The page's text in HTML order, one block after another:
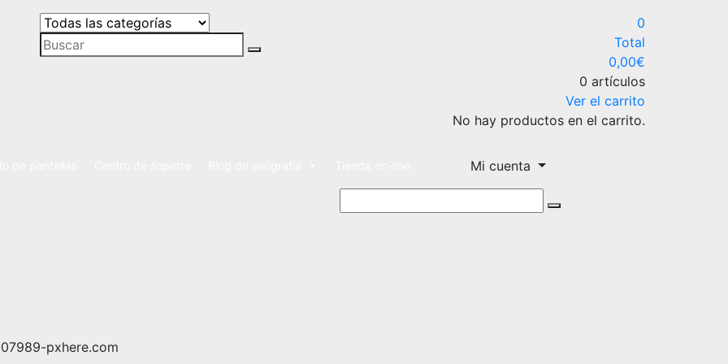
0
Total
0,00€
0 artículos
Ver el carrito
No hay productos en el carrito.
Mi cuenta